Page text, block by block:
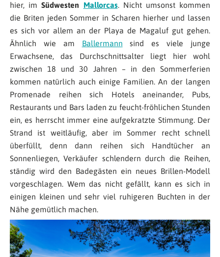
hier, imSüdwesten Mallorcas. Nicht umsonst kommen
die Briten jeden Sommer in Scharen hierher und lassen
es sich vor allem an der Playa de Magaluf gut gehen.
Ähnlich wie am Ballermann sind es viele junge
Erwachsene, das Durchschnittsalter liegt hier wohl
zwischen 18 und 30 Jahren – in den Sommerferien
kommen natürlich auch einige Familien. An der langen
Promenade reihen sich Hotels aneinander, Pubs,
Restaurants und Bars laden zu feucht-fröhlichen Stunden
ein, es herrscht immer eine aufgekratzte Stimmung. Der
Strand ist weitläufig, aber im Sommer recht schnell
überfüllt, denn dann reihen sich Handtücher an
Sonnenliegen, Verkäufer schlendern durch die Reihen,
ständig wird den Badegästen ein neues Brillen-Modell
vorgeschlagen. Wem das nicht gefällt, kann es sich in
einigen kleinen und sehr viel ruhigeren Buchten in der
Nähe gemütlich machen.